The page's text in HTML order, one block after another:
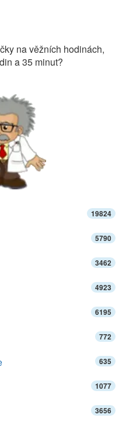
na věžních hodinách,
a 35 minut?
19824
5790
3462
4923
6195
772
635
1077
3656